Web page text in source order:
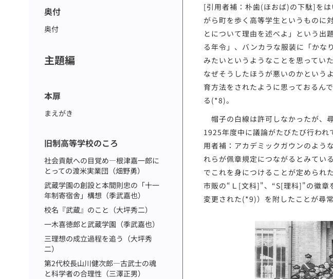
奥付
奥付
主題編
本扉
まえがき
旧制高等学校のころ
社会貢献への目覚め―根津嘉一郎に
とっての渡米実業団（畑野勇）
武蔵学園の創設と本間則忠の「十一
年制寄宿舎」構想（季武嘉也）
校名『武蔵』のこと（大坪秀二）
一木喜徳郎と武蔵学園（季武嘉也）
三理想の成立過程を追う（大坪秀
二）
第2代校長山川健次郎―古武士の魂
と科学者の合理性（三澤正男）
[引用者補：朴歯(ほおば)の下駄]を
がら町を歩く高等学生というものに
とについて理由を述べよ」という出
る年令」、バンカラな服装に「かな
みたいというようなことを思ってい
なぜそうしたほうが悪いのかという
育方法をされたように思っておるん
る(*8)。
帽子の白線は許可しなかったが、
1925年度中に議論がたびたび行わ
用者補：アカデミックガウンのよう
れらが佩章規定につながるとみてい
でこれを身につけることが定められ
市販の“Ｌ[文科]"、“S[理科]"の徽章
変更された(*9)）を附したことが尋